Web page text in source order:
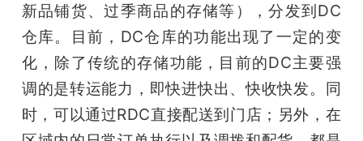
新品铺货、过季商品的存储等），分发到DC
仓库。目前，DC仓库的功能出现了一定的变
化，除了传统的存储功能，目前的DC主要强
调的是转运能力，即快进快出、快收快发。同
时，可以通过RDC直接配送到门店；另外，在